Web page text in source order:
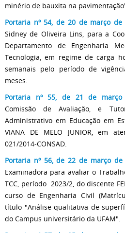
minério de bauxita na
Portaria nº 54, de 20 de março de
Sidney de Oliveira Lins, para a
Departamento de Engenharia
Tecnologia, em regime de carga
semanais pelo período de
meses.
Portaria nº 55, de 21 de
Comissão de Avaliação, e
Administrativo em Educação em
VIANA DE MELO JUNIOR, em
021/2014-CONSAD.
Portaria nº 56, de 22 de março de
Examinadora para avaliar o
TCC, período 2023/2, do discente
curso de Engenharia Civil
título "Análise qualitativa de
do Campus universitário da UFAM".